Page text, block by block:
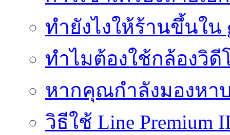
ทํายังไงให้ร้านขึ้นใน
ทำไมต้องใช้กล้องวิดี
หากคุณกำลังมองหา
วิธีใช้ Line